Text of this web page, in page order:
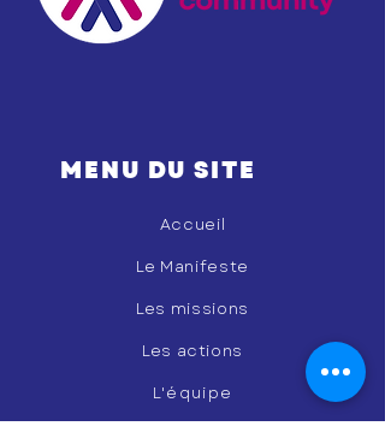
MENU DU SITE
Accueil
Le Manifeste
Les missions
Les actions
L'équipe